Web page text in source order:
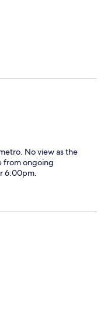
No view as the
from ongoing
6:00pm.